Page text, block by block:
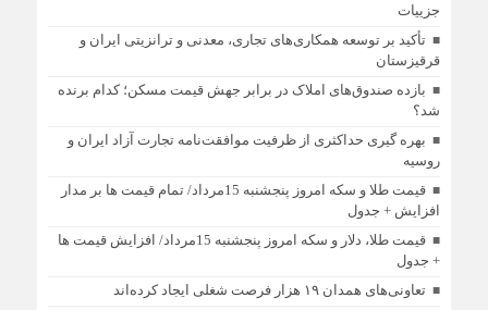
جزییات
تأکید بر توسعه همکاری‌های تجاری، معدنی و ترانزیتی ایران و
قرقیزستان
بازده صندوق‌های املاک در برابر جهش قیمت مسکن؛ کدام برنده
شد؟
بهره گیری حداکثری از ظرفیت موافقت‌نامه تجارت آزاد ایران و
روسیه
قیمت طلا و سکه امروز پنجشنبه 15مرداد/ تمام قیمت ها بر مدار
افزایش + جدول
قیمت طلا، دلار و سکه امروز پنجشنبه 15مرداد/ افزایش قیمت ها
+ جدول
تعاونی‌های همدان ۱۹ هزار فرصت شغلی ایجاد کرده‌اند